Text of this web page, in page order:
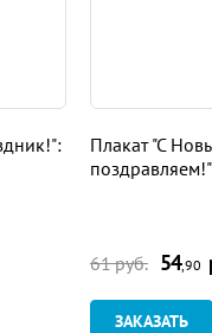
Плакат "С
61 руб. 54,90
ЗАКАЗАТЬ